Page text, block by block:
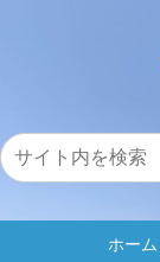
ホーム